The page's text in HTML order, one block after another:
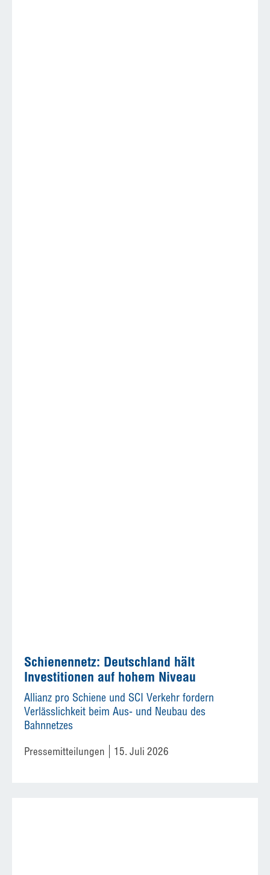
Schienennetz: Deutschland hält
Investitionen auf hohem Niveau
Allianz pro Schiene und SCI Verkehr fordern
Verlässlichkeit beim Aus- und Neubau des
Bahnnetzes
Pressemitteilungen 15. Juli 2026